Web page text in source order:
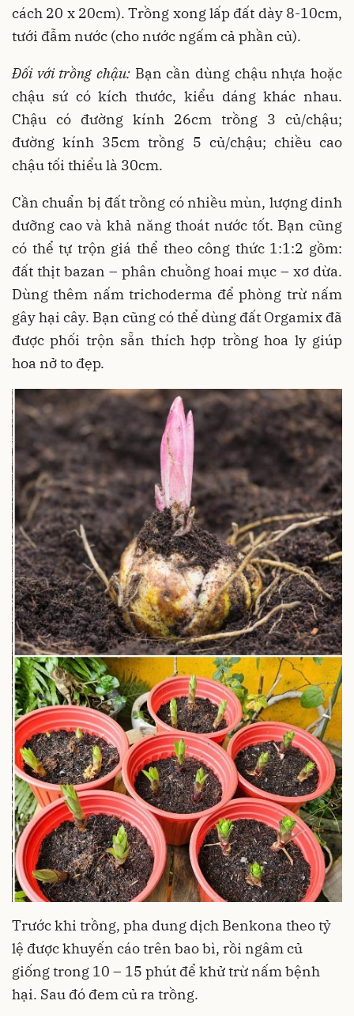
cách 20 x 20cm). Trồng xong lấp đất dày 8-10cm,
tưới đẫm nước (cho nước ngấm cả phần củ).
Đối với trồng chậu: Bạn cần dùng chậu nhựa hoặc
chậu sứ có kích thước, kiểu dáng khác nhau.
Chậu có đường kính 26cm trồng 3 củ/chậu;
đường kính 35cm trồng 5 củ/chậu; chiều cao
chậu tối thiểu là 30cm.
Cần chuẩn bị đất trồng có nhiều mùn, lượng dinh
dưỡng cao và khả năng thoát nước tốt. Bạn cũng
có thể tự trộn giá thể theo công thức 1:1:2 gồm:
đất thịt bazan – phân chuồng hoai mục – xơ dừa.
Dùng thêm nấm trichoderma để phòng trừ nấm
gây hại cây. Bạn cũng có thể dùng đất Orgamix đã
được phối trộn sẵn thích hợp trồng hoa ly giúp
hoa nở to đẹp.
Trước khi trồng, pha dung dịch Benkona theo tỷ
lệ được khuyến cáo trên bao bì, rồi ngâm củ
giống trong 10 – 15 phút để khử trừ nấm bệnh
hại. Sau đó đem củ ra trồng.